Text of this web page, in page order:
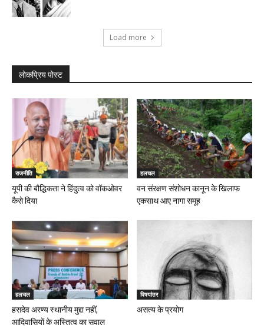
Load more
लोकप्रिय पोस्ट
राजनीति
यूपी की बौद्धिकता ने हिंदुत्व को वॉकओवर
कैसे दिया
हलचल
वन संरक्षण संशोधन कानून के खिलाफ
एकसाथ आए नागा समूह
हलचल
हसदेव अरण्य स्थानीय मुद्दा नहीं,
आदिवासियों के अस्तित्व का सवाल
विषयांतर
असत्य के प्रयोग